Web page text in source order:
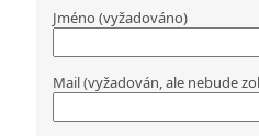
Jméno (vyžadováno)
Mail (vyžadován, ale nebude